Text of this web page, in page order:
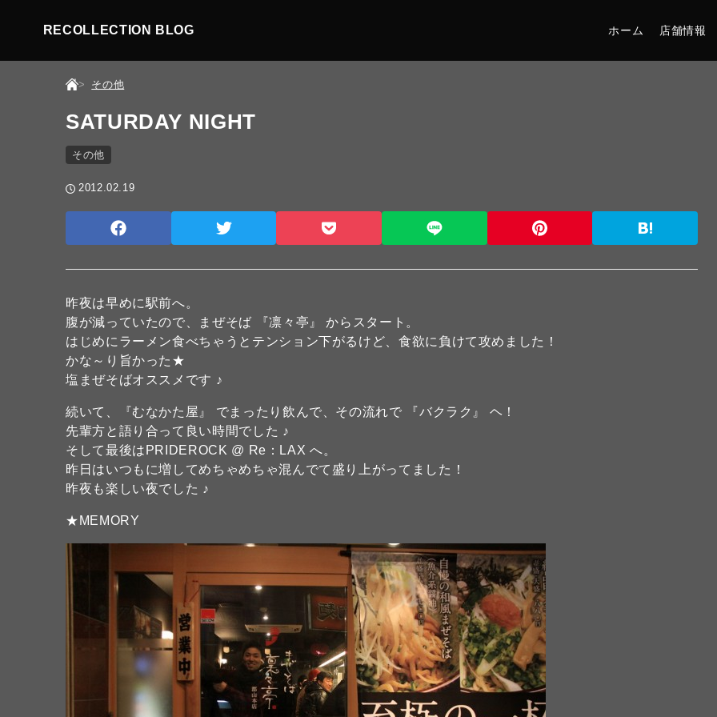
RECOLLECTION BLOG ホーム 店舗情報
その他
SATURDAY NIGHT
その他
2012.02.19
昨夜は早めに駅前へ。
腹が減っていたので、まぜそば 『凛々亭』 からスタート。
はじめにラーメン食べちゃうとテンション下がるけど、食欲に負けて攻めました！
かな～り旨かった★
塩まぜそばオススメです ♪
続いて、『むなかた屋』 でまったり飲んで、その流れで 『バクラク』 ヘ！
先輩方と語り合って良い時間でした ♪
そして最後はPRIDEROCK @ Re：LAX へ。
昨日はいつもに増してめちゃめちゃ混んでて盛り上がってました！
昨夜も楽しい夜でした ♪
★MEMORY